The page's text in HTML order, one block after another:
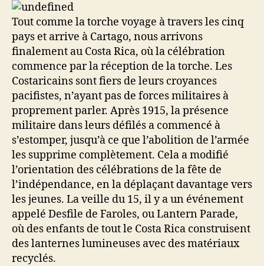
Tout comme la torche voyage à travers les cinq
pays et arrive à Cartago, nous arrivons
finalement au Costa Rica, où la célébration
commence par la réception de la torche. Les
Costaricains sont fiers de leurs croyances
pacifistes, n’ayant pas de forces militaires à
proprement parler. Après 1915, la présence
militaire dans leurs défilés a commencé à
s’estomper, jusqu’à ce que l’abolition de l’armée
les supprime complètement. Cela a modifié
l’orientation des célébrations de la fête de
l’indépendance, en la déplaçant davantage vers
les jeunes. La veille du 15, il y a un événement
appelé Desfile de Faroles, ou Lantern Parade,
où des enfants de tout le Costa Rica construisent
des lanternes lumineuses avec des matériaux
recyclés.